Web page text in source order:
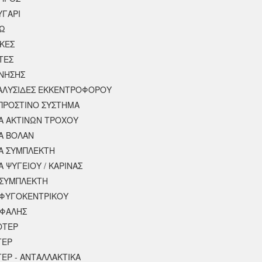
ΕΚΚΕΝΤΡΟΦΟΡΟΥ
ΣΥΣΤΗΜΑ
ΑΚΤΙΝΩΝ ΤΡΟΧΟΥ
ΒΟΛΑΝ
ΣΥΜΠΛΕΚΤΗ
/ ΚΑΡΙΝΑΣ
- ΑΝΤΑΛΛΑΚΤΙΚΑ